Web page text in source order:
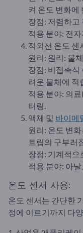
켜 온도 변화에
장점: 저렴하고
적용 분야: 전
적외선 온도 센
원리: 원리: 물
장점: 비접촉식
려운 물체에 적
적용 분야: 의
터링.
액체 및 바이메
원리: 온도 변
트립의 구부러
장점: 기계적으
적용 분야: 아
온도 센서 사용:
온도 센서는 간단한
정에 이르기까지 다